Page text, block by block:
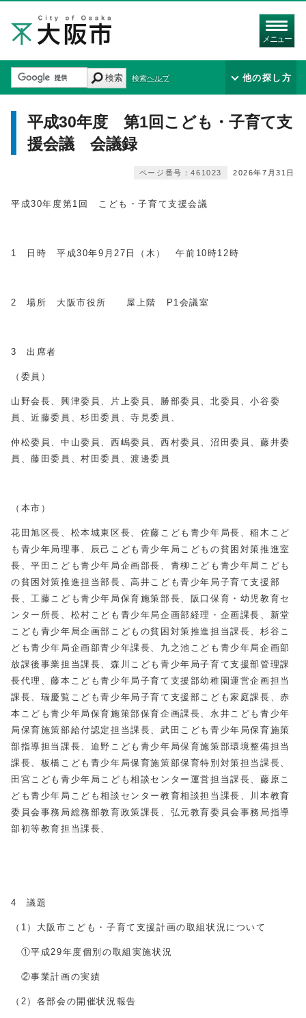
メニュー
検索 検索ヘルプ 他の探し方
平成30年度 第1回こども・子育て支
援会議 会議録
2026年7月31日
ページ番号：461023
平成30年度第1回 こども・子育て支援会議
1 日時 平成30年9月27日（木） 午前10時12時
2 場所 大阪市役所 屋上階 P1会議室
3 出席者
（委員）
山野会長、興津委員、片上委員、勝部委員、北委員、小谷委
員、近藤委員、杉田委員、寺見委員、
仲松委員、中山委員、西嶋委員、西村委員、沼田委員、藤井委
員、藤田委員、村田委員、渡邊委員
（本市）
花田旭区長、松本城東区長、佐藤こども青少年局長、稲木こど
も青少年局理事、辰己こども青少年局こどもの貧困対策推進室
長、平田こども青少年局企画部長、青柳こども青少年局こども
の貧困対策推進担当部長、高井こども青少年局子育て支援部
長、工藤こども青少年局保育施策部長、阪口保育・幼児教育セ
ンター所長、松村こども青少年局企画部経理・企画課長、新堂
こども青少年局企画部こどもの貧困対策推進担当課長、杉谷こ
ども青少年局企画部青少年課長、九之池こども青少年局企画部
放課後事業担当課長、森川こども青少年局子育て支援部管理課
長代理、藤本こども青少年局子育て支援部幼稚園運営企画担当
課長、瑞慶覧こども青少年局子育て支援部こども家庭課長、赤
本こども青少年局保育施策部保育企画課長、永井こども青少年
局保育施策部給付認定担当課長、武田こども青少年局保育施策
部指導担当課長、迫野こども青少年局保育施策部環境整備担当
課長、板橋こども青少年局保育施策部保育特別対策担当課長、
田宮こども青少年局こども相談センター運営担当課長、藤原こ
ども青少年局こども相談センター教育相談担当課長、川本教育
委員会事務局総務部教育政策課長、弘元教育委員会事務局指導
部初等教育担当課長、
4 議題
（1）大阪市こども・子育て支援計画の取組状況について
①平成29年度個別の取組実施状況
②事業計画の実績
（2）各部会の開催状況報告